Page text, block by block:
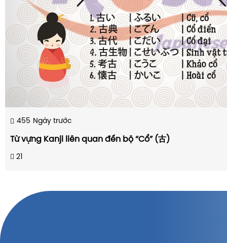
455 Ngày trước
Từ vựng Kanji liên quan đến bộ “Cổ” (古)
21